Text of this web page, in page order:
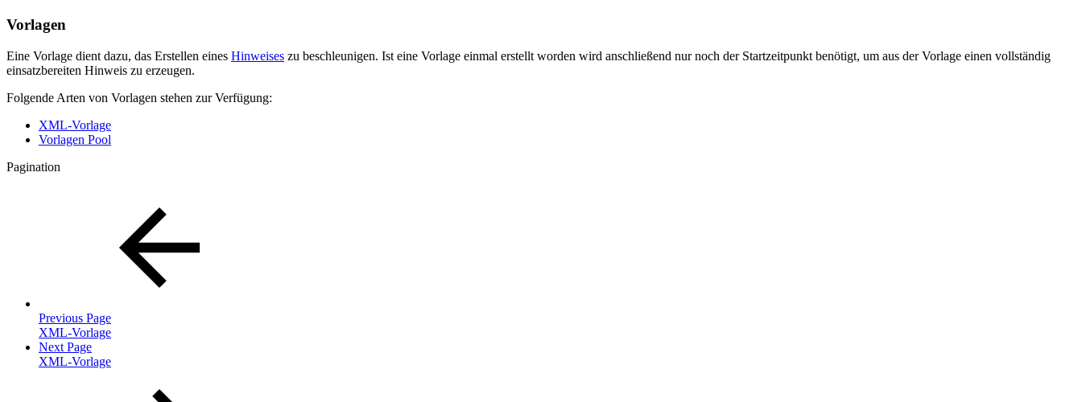
Vorlagen
Eine Vorlage dient dazu, das Erstellen eines Hinweises zu beschleunigen. Ist eine Vorlage einmal erstellt worden wird anschließend nur noch der Startzeitpunkt benötigt, um aus der Vorlage einen vollständig
einsatzbereiten Hinweis zu erzeugen.
Folgende Arten von Vorlagen stehen zur Verfügung:
XML-Vorlage
Vorlagen Pool
Pagination
Previous Page
XML-Vorlage
Next Page
XML-Vorlage